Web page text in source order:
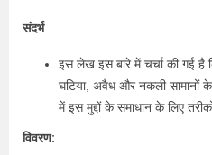
संदर्भ
इस लेख इस बारे में चर्चा की गई है
घटिया, अवैध और नकली सामानों
में इस मुद्दों के समाधान के लिए
विवरण: